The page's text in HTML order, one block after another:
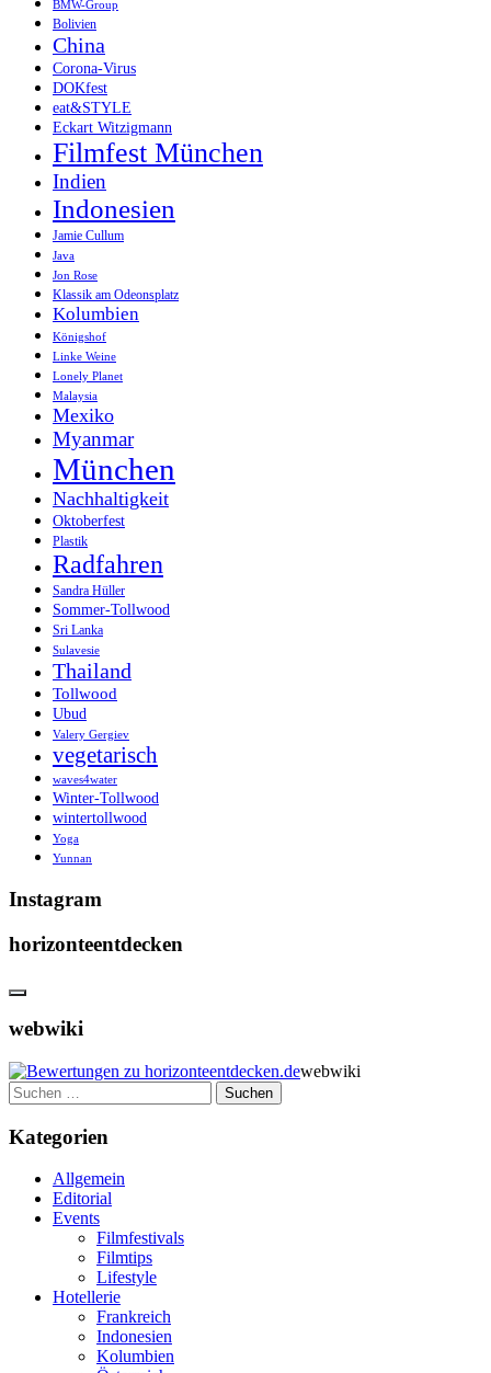
BMW-Group
Bolivien
China
Corona-Virus
DOKfest
eat&STYLE
Eckart Witzigmann
Filmfest München
Indien
Indonesien
Jamie Cullum
Java
Jon Rose
Klassik am Odeonsplatz
Kolumbien
Königshof
Linke Weine
Lonely Planet
Malaysia
Mexiko
Myanmar
München
Nachhaltigkeit
Oktoberfest
Plastik
Radfahren
Sandra Hüller
Sommer-Tollwood
Sri Lanka
Sulavesie
Thailand
Tollwood
Ubud
Valery Gergiev
vegetarisch
waves4water
Winter-Tollwood
wintertollwood
Yoga
Yunnan
Instagram
horizonteentdecken
webwiki
webwiki
Suchen
nach:
Kategorien
Allgemein
Editorial
Events
Filmfestivals
Filmtips
Lifestyle
Hotellerie
Frankreich
Indonesien
Kolumbien